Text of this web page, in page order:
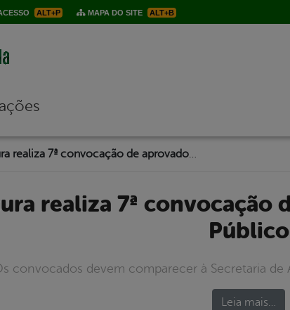
ALT+P MAPA DO SITE ALT+B
Público
convocados devem comparecer à Secretaria
Leia mais…